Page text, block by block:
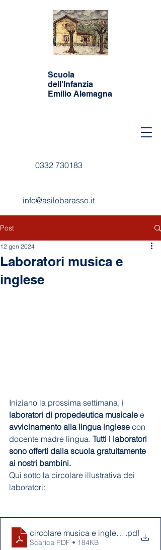
Scuola
dell'Infanzia
Emilio Alemagna
0332 730183
info@asilobarasso.it
Post
Laboratori musica e
inglese
12 gen 2024
Iniziano la prossima settimana, i
laboratori di propedeutica musicale e
avvicinamento alla lingua inglese con
docente madre lingua. Tutti i laboratori
sono offerti dalla scuola gratuitamente
ai nostri bambini.
Qui sotto la circolare illustrativa dei
laboratori:
circolare musica e inglese .pdf
Scarica PDF • 184KB